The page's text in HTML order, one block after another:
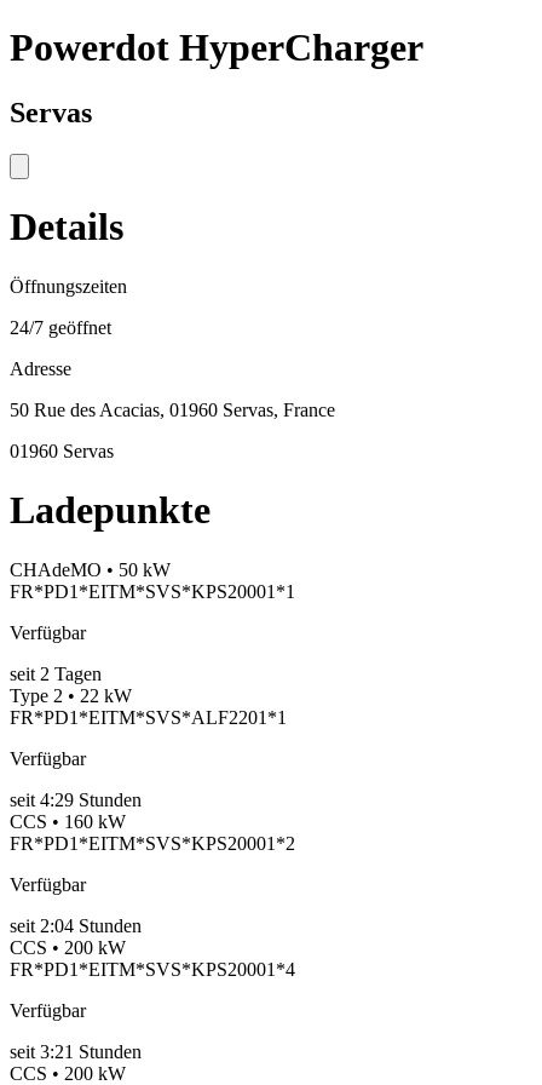
Powerdot HyperCharger
Servas
Details
Öffnungszeiten
24/7 geöffnet
Adresse
50 Rue des Acacias, 01960 Servas, France
01960 Servas
Ladepunkte
CHAdeMO • 50 kW
FR*PD1*EITM*SVS*KPS20001*1
Verfügbar
seit 2 Tagen
Type 2 • 22 kW
FR*PD1*EITM*SVS*ALF2201*1
Verfügbar
seit 4:29 Stunden
CCS • 160 kW
FR*PD1*EITM*SVS*KPS20001*2
Verfügbar
seit 2:04 Stunden
CCS • 200 kW
FR*PD1*EITM*SVS*KPS20001*4
Verfügbar
seit 3:21 Stunden
CCS • 200 kW